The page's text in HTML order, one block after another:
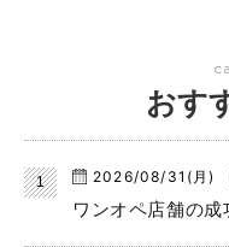
おす
2026/08/31(月)
ワンオペ店舗の成